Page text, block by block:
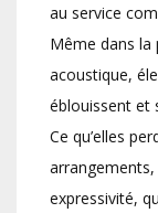
au service
Même dans la
acoustique,
éblouissent et
Ce qu’elles
expressivité,